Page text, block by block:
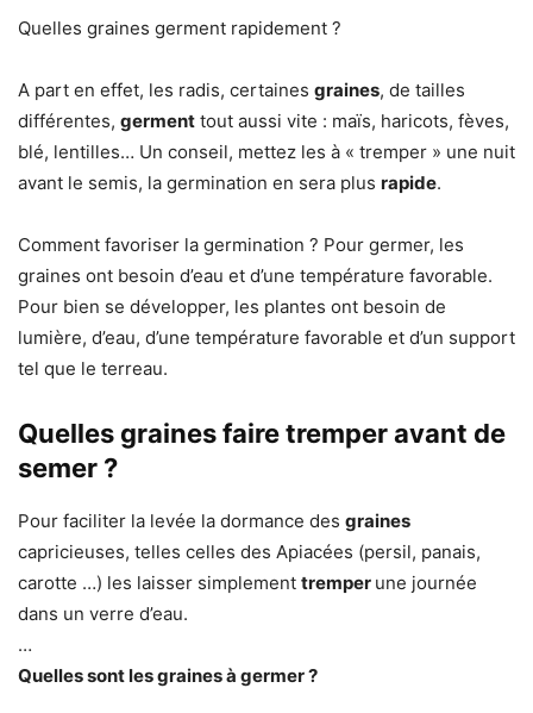
Quelles graines germent rapidement ?
A part en effet, les radis, certaines graines, de tailles
différentes, germent tout aussi vite : maïs, haricots, fèves,
blé, lentilles… Un conseil, mettez les à « tremper » une nuit
avant le semis, la germination en sera plus rapide.
Comment favoriser la germination ? Pour germer, les
graines ont besoin d’eau et d’une température favorable.
Pour bien se développer, les plantes ont besoin de
lumière, d’eau, d’une température favorable et d’un support
tel que le terreau.
Quelles graines faire tremper avant de
semer ?
Pour faciliter la levée la dormance des graines
capricieuses, telles celles des Apiacées (persil, panais,
carotte …) les laisser simplement tremper une journée
dans un verre d’eau.
…
Quellessont lesgrainesà germer ?